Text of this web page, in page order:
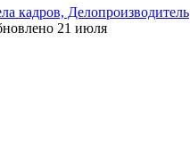
кадров, Делопроизводитель
21 июля